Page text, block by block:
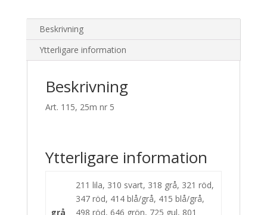
Beskrivning
Ytterligare information
Beskrivning
Art. 115, 25m nr 5
Ytterligare information
grå
211 lila, 310 svart, 318 grå, 321 röd,
347 röd, 414 blå/grå, 415 blå/grå,
498 röd, 646 grön, 725 gul, 801